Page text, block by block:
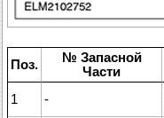
Поз.
№ Запасной
Части
1 -